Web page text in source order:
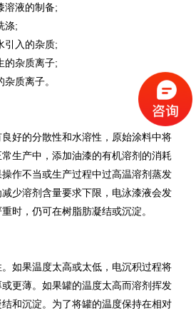
液的制备;
涤;
入的杂质;
杂质离子;
质离子。
的分散性和水溶性，原始涂料中将
生产中，添加油漆的有机溶剂的消耗
作不当或生产过程中过高温溶剂蒸发
少溶剂含量要求下限，电泳漆液会发
时，仍可在树脂肪凝结或沉淀。
果温度太高或太低，电沉积过程将
更薄。如果罐的温度太高而溶剂挥发
和沉淀。为了将罐的温度保持在相对